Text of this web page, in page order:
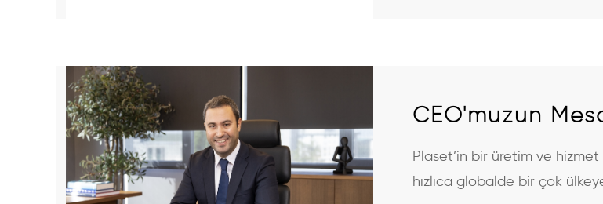
CEO'muzun
Plaset’in bir üretim ve
hızlıca globalde bir çok